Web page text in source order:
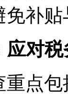
补
对税
包